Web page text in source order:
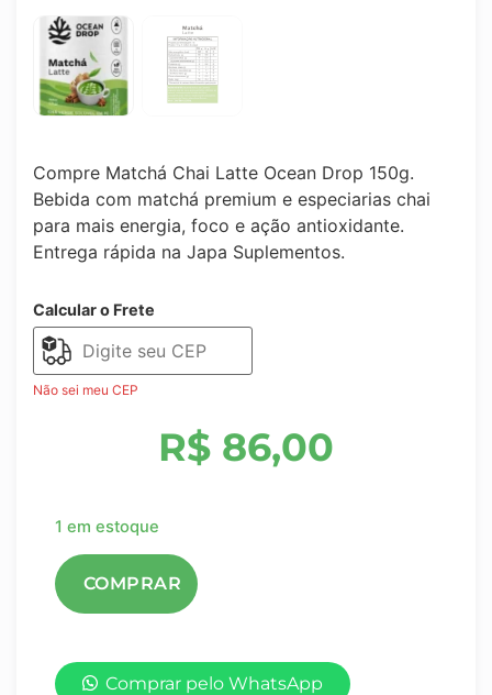
Compre Matchá Chai Latte Ocean Drop 150g.
Bebida com matchá premium e especiarias chai
para mais energia, foco e ação antioxidante.
Entrega rápida na Japa Suplementos.
Calcular o Frete
Não sei meu CEP
R$ 86,00
1 em estoque
Comprar pelo WhatsApp